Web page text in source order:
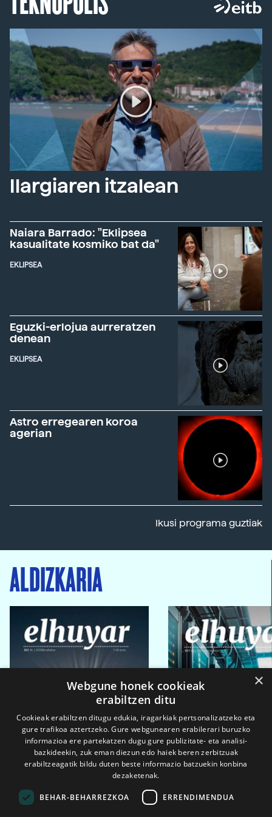
Ilargiaren itzalean
Naiara Barrado: "Eklipsea
kasualitate kosmiko bat da"
EKLIPSEA
Eguzki-erlojua aurreratzen
denean
EKLIPSEA
Astro erregearen koroa
agerian
Ikusi programa guztiak
ALDIZKARIA
×
Webgune honek cookieak
erabiltzen ditu
Cookieak erabiltzen ditugu edukia, iragarkiak pertsonalizatzeko eta
gure trafikoa aztertzeko. Gure webgunearen erabilerari buruzko
informazioa ere partekatzen dugu gure publizitate- eta analisi-
bazkideekin, zuk eman diezun edo haiek beren zerbitzuak
erabiltzeagatik bildu duten beste informazio batzuekin konbina
dezaketenak.
BEHAR-BEHARREZKOA ERRENDIMENDUA